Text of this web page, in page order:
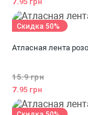
Атласная лента
15.9 грн
7.95 грн
Скидка 50%